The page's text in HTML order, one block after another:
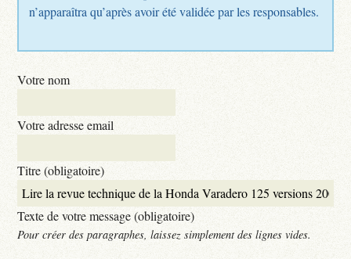
n’apparaîtra qu’après avoir été validée par les responsables.
Votre nom
Votre adresse email
Titre (obligatoire)
Texte de votre message (obligatoire)
Pour créer des paragraphes, laissez simplement des lignes vides.